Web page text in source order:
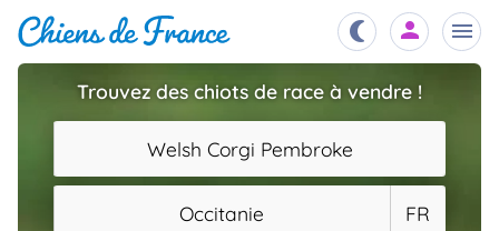
Chiots
Éleveurs
Trouvez des chiots de race à vendre !
Welsh Corgi Pembroke
Occitanie FR